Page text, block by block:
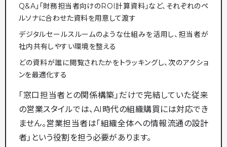
Q&A」「財務担当者向けのROI計算資料」など、それぞれのペ
ルソナに合わせた資料を用意して渡す
デジタルセールスルームのような仕組みを活用し、担当者が
社内共有しやすい環境を整える
どの資料が誰に閲覧されたかをトラッキングし、次のアクショ
ンを最適化する
「窓口担当者との関係構築」だけで完結していた従来
の営業スタイルでは、AI時代の組織購買には対応でき
ません。営業担当者は「組織全体への情報流通の設計
者」という役割を担う必要があります。